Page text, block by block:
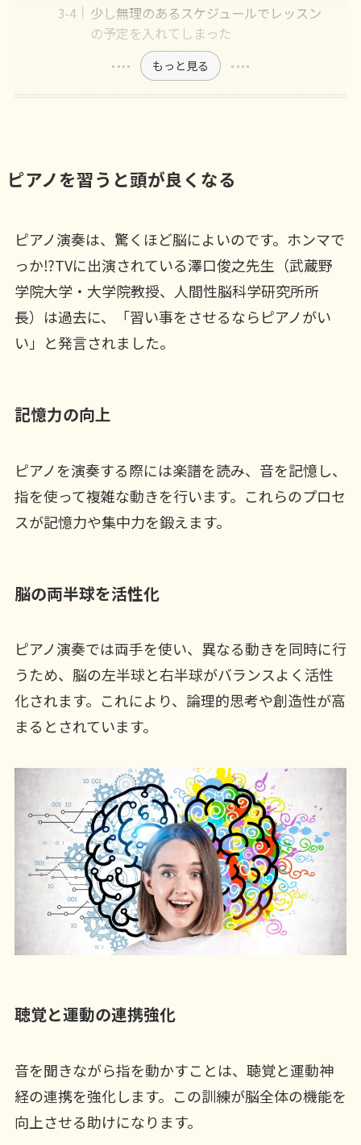
少し無理のあるスケジュールでレッスン
の予定を入れてしまった
もっと見る
ピアノを習うと頭が良くなる
ピアノ演奏は、驚くほど脳によいのです。ホンマで
っか⁉TVに出演されている澤口俊之先生（武蔵野
学院大学・大学院教授、人間性脳科学研究所所
長）は過去に、「習い事をさせるならピアノがい
い」と発言されました。
記憶力の向上
ピアノを演奏する際には楽譜を読み、音を記憶し、
指を使って複雑な動きを行います。これらのプロセ
スが記憶力や集中力を鍛えます。
脳の両半球を活性化
ピアノ演奏では両手を使い、異なる動きを同時に行
うため、脳の左半球と右半球がバランスよく活性
化されます。これにより、論理的思考や創造性が高
まるとされています。
聴覚と運動の連携強化
音を聞きながら指を動かすことは、聴覚と運動神
経の連携を強化します。この訓練が脳全体の機能を
向上させる助けになります。